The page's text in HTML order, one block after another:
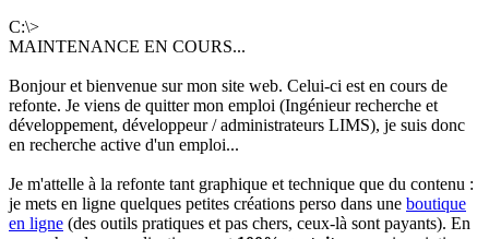
C:\>
MAINTENANCE EN COURS...
Bonjour et bienvenue sur mon site web. Celui-ci est en cours de
refonte. Je viens de quitter mon emploi (Ingénieur recherche et
développement, développeur / administrateurs LIMS), je suis donc
en recherche active d'un emploi...
Je m'attelle à la refonte tant graphique et technique que du contenu :
je mets en ligne quelques petites créations perso dans une boutique
en ligne (des outils pratiques et pas chers, ceux-là sont payants). En